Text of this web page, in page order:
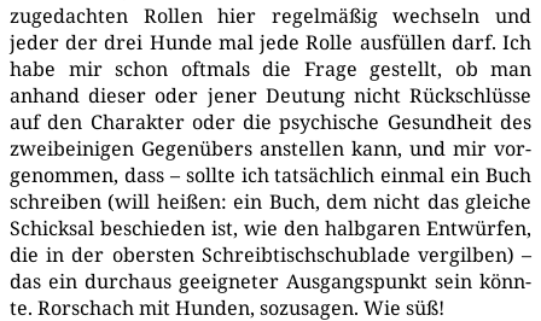
zuge­dach­ten Rol­len hier regel­mä­ßig wech­seln und
jeder der drei Hun­de mal jede Rol­le aus­fül­len darf. Ich
habe mir schon oft­mals die Fra­ge gestellt, ob man
anhand die­ser oder jener Deu­tung nicht Rück­schlüs­se
auf den Cha­rak­ter oder die psy­chi­sche Gesund­heit des
zwei­bei­ni­gen Gegen­übers anstel­len kann, und mir vor­
ge­nom­men, dass – soll­te ich tat­säch­lich ein­mal ein Buch
schrei­ben (will hei­ßen: ein Buch, dem nicht das glei­che
Schick­sal beschie­den ist, wie den halb­ga­ren Ent­wür­fen,
die in der obers­ten Schreib­tisch­schub­la­de ver­gil­ben) –
das ein durch­aus geeig­ne­ter Aus­gangs­punkt sein könn­
te. Ror­schach mit Hun­den, sozu­sa­gen. Wie süß!